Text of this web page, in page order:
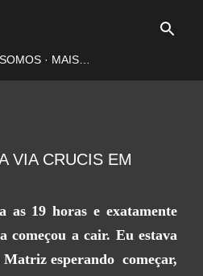
MAIS…
VIA CRUCIS EM
as 19 horas e exatamente
começou a cair. Eu estava
esperando começar,